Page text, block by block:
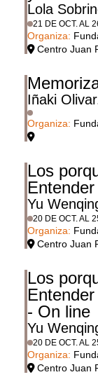
Lola
21 DE OCT. AL
Organiza:
Centro Juan
Iñaki
Organiza:
Los
Yu
20 DE OCT. AL
Organiza:
Centro Juan
Los
- On line
Yu
20 DE OCT. AL
Organiza:
Centro Juan